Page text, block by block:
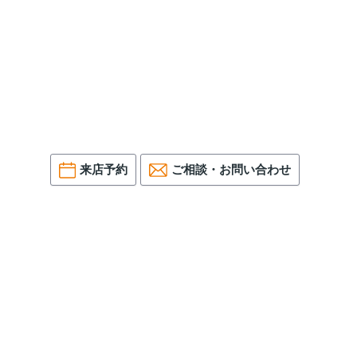
来店予約 ご相談・お問い合わせ